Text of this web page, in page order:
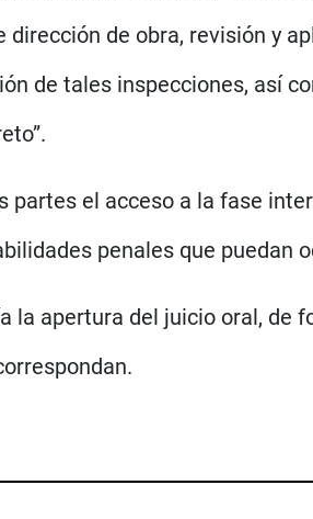
de obra, revisión y
de tales inspecciones, así
partes el acceso a la fase
penales que puedan
la apertura del juicio oral,